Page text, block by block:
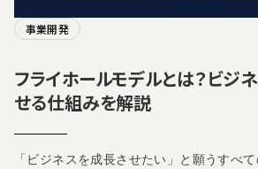
事業開発
フライホールモデルとは？ビジ
せる仕組みを解説
「ビジネスを成長させたい」と願うすべ